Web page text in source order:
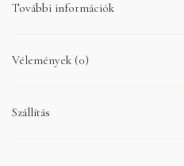
További információk
Vélemények (0)
Szállítás